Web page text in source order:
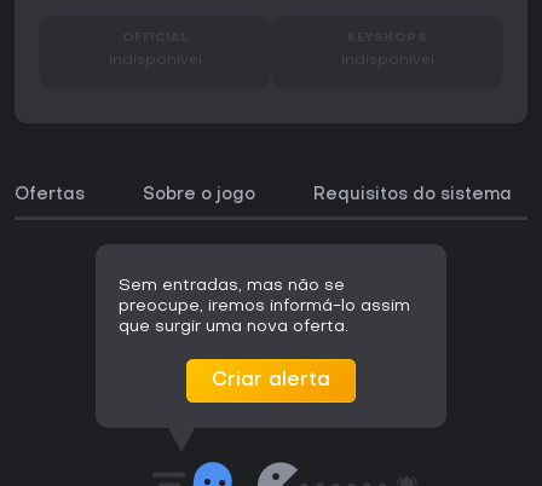
Indisponível Indisponível
Ofertas Sobre o jogo Requisitos do sistema
Sem entradas, mas não se
preocupe, iremos informá-lo assim
que surgir uma nova oferta.
Criar alerta